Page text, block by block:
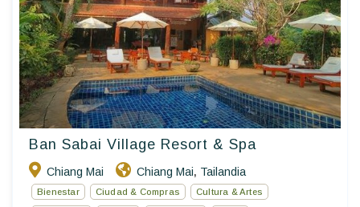
Ban Sabai Village Resort & Spa
Chiang Mai Chiang Mai, Tailandia
Bienestar Ciudad & Compras Cultura & Artes